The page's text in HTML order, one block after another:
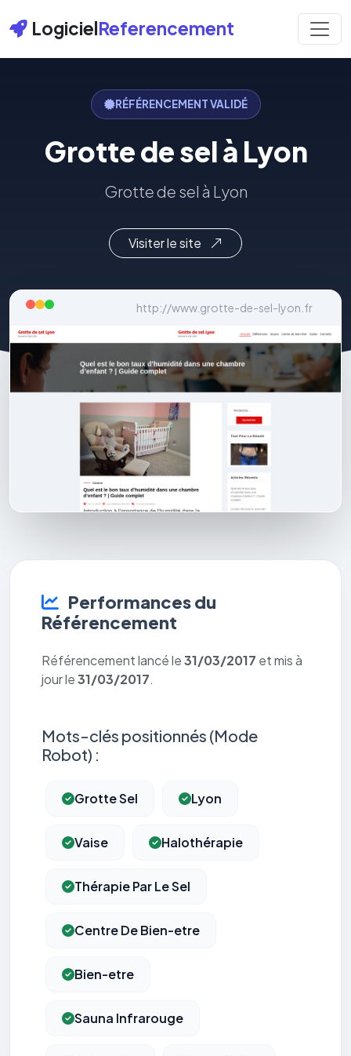
LogicielReferencement
RÉFÉRENCEMENT VALIDÉ
Grotte de sel à Lyon
Grotte de sel à Lyon
Visiter le site
http://www.grotte-de-sel-lyon.fr
Performances du
Référencement
Référencement lancé le31/03/2017 et mis à
jour le31/03/2017.
Mots-clés positionnés (Mode
Robot) :
Grotte Sel Lyon
Vaise Halothérapie
Thérapie Par Le Sel
Centre De Bien-etre
Bien-etre
Sauna Infrarouge